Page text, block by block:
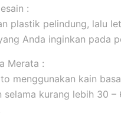
:
plastik pelindung, lalu
Anda inginkan pada
Merata :
menggunakan kain
selama kurang lebih 30